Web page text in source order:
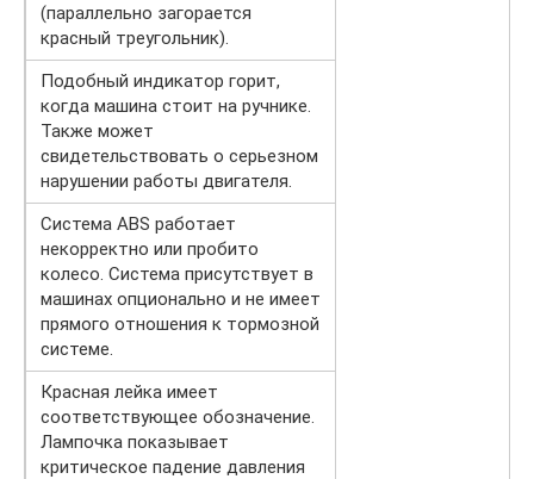
(параллельно загорается
красный треугольник).
Подобный индикатор горит,
когда машина стоит на ручнике.
Также может
свидетельствовать о серьезном
нарушении работы двигателя.
Система ABS работает
некорректно или пробито
колесо. Система присутствует в
машинах опционально и не имеет
прямого отношения к тормозной
системе.
Красная лейка имеет
соответствующее обозначение.
Лампочка показывает
критическое падение давления